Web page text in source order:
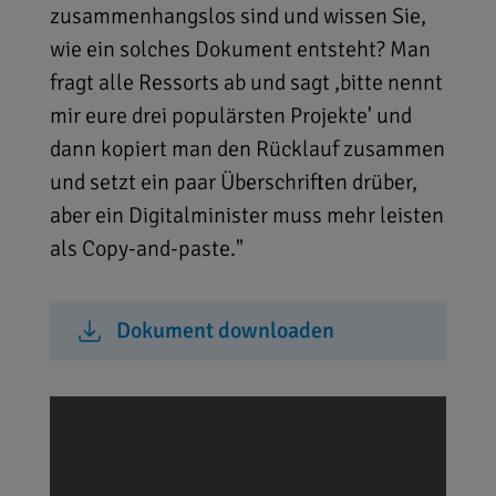
zusammenhangslos sind und wissen Sie,
wie ein solches Dokument entsteht? Man
fragt alle Ressorts ab und sagt ,bitte nennt
mir eure drei populärsten Projekte' und
dann kopiert man den Rücklauf zusammen
und setzt ein paar Überschriften drüber,
aber ein Digitalminister muss mehr leisten
als Copy-and-paste."
Dokument downloaden